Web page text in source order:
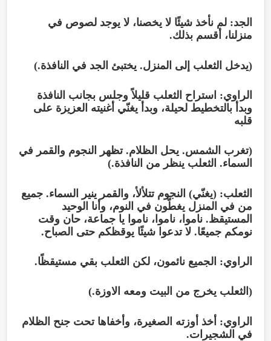
الجد: لم نأخذ شيئًا لا يخصنا، لا يوجد لصوص في
منزلنا، أقسم بذلك.
(يدخل الثعلب إلى المنزل. يختبئ الجد في النافذة.)
الراوي: استراح الثعلب قليلاً وجلس بجانب النافذة
وبدأ بالتخطيط لحيلة، وبدأ يغنّي أغنيته العزيزة على
قلبه
(تغرب الشمس. يحل الظلام. تظهر النجوم والقمر في
السماء. الثعلب ينظر من النافذة.)
الثعلب: (يغنّي) النجوم تتلألأ، والقمر ينير السماء. جميع
من في المنزل يغطّون في النوم، وأنا الوحيد
المستيقظ. ناموا، ناموا، ناموا يا جماعة، حان وقت
نومكم جميعًا. لا تدعوا شيئًا يوقظكم حتى الصباح.
الراوي: الجميع نائمون، لكن الثعلب بقي مستيقظًا.
(الثعلب يخرج من البيت ومعه الاوزة.)
الراوي: أخذ أوزته الصغيرة، وأخفاها تحت جنح الظلام
في الشجيرات.